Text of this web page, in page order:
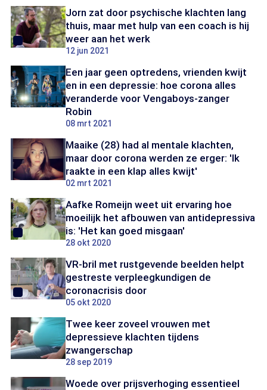
Jorn zat door psychische klachten lang
thuis, maar met hulp van een coach is hij
weer aan het werk
12 jun 2021
Een jaar geen optredens, vrienden kwijt
en in een depressie: hoe corona alles
veranderde voor Vengaboys-zanger
Robin
08 mrt 2021
Maaike (28) had al mentale klachten,
maar door corona werden ze erger: 'Ik
raakte in een klap alles kwijt'
02 mrt 2021
Aafke Romeijn weet uit ervaring hoe
moeilijk het afbouwen van antidepressiva
is: 'Het kan goed misgaan'
28 okt 2020
VR-bril met rustgevende beelden helpt
gestreste verpleegkundigen de
coronacrisis door
05 okt 2020
Twee keer zoveel vrouwen met
depressieve klachten tijdens
zwangerschap
28 sep 2019
Woede over prijsverhoging essentieel